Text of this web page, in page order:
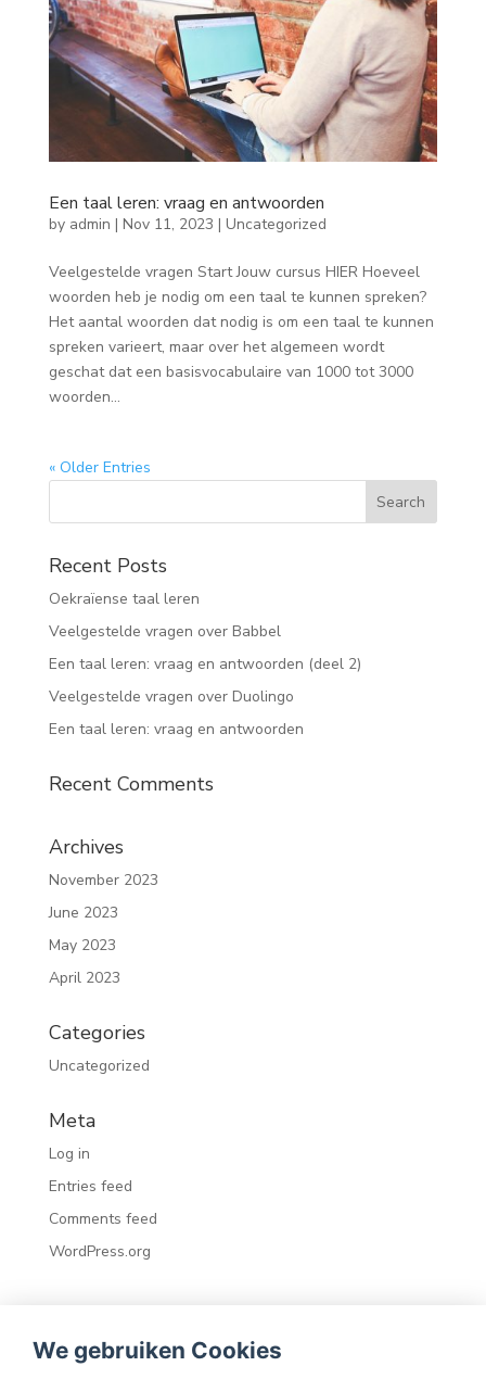
Een taal leren: vraag en antwoorden
by admin | Nov 11, 2023 | Uncategorized
Veelgestelde vragen Start Jouw cursus HIER Hoeveel
woorden heb je nodig om een taal te kunnen spreken?
Het aantal woorden dat nodig is om een taal te kunnen
spreken varieert, maar over het algemeen wordt
geschat dat een basisvocabulaire van 1000 tot 3000
woorden...
« Older Entries
Recent Posts
Oekraïense taal leren
Veelgestelde vragen over Babbel
Een taal leren: vraag en antwoorden (deel 2)
Veelgestelde vragen over Duolingo
Een taal leren: vraag en antwoorden
Recent Comments
Archives
November 2023
June 2023
May 2023
April 2023
Categories
Uncategorized
Meta
Log in
Entries feed
Comments feed
WordPress.org
We gebruiken Cookies